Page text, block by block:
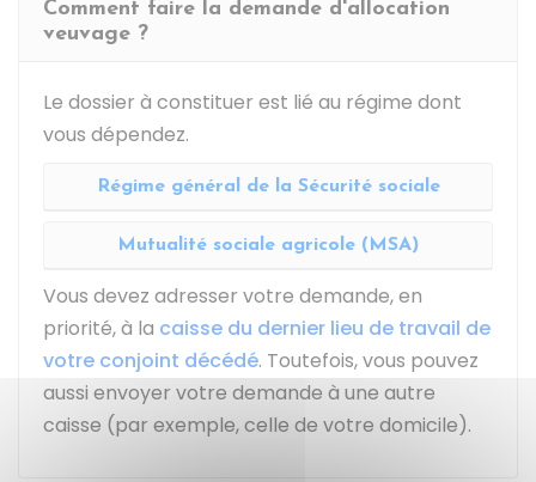
Comment faire la demande d'allocation
veuvage ?
Le dossier à constituer est lié au régime dont
vous dépendez.
Régime général de la Sécurité sociale
Mutualité sociale agricole (MSA)
Vous devez adresser votre demande, en
priorité, à la caisse du dernier lieu de travail de
votre conjoint décédé. Toutefois, vous pouvez
aussi envoyer votre demande à une autre
caisse (par exemple, celle de votre domicile).